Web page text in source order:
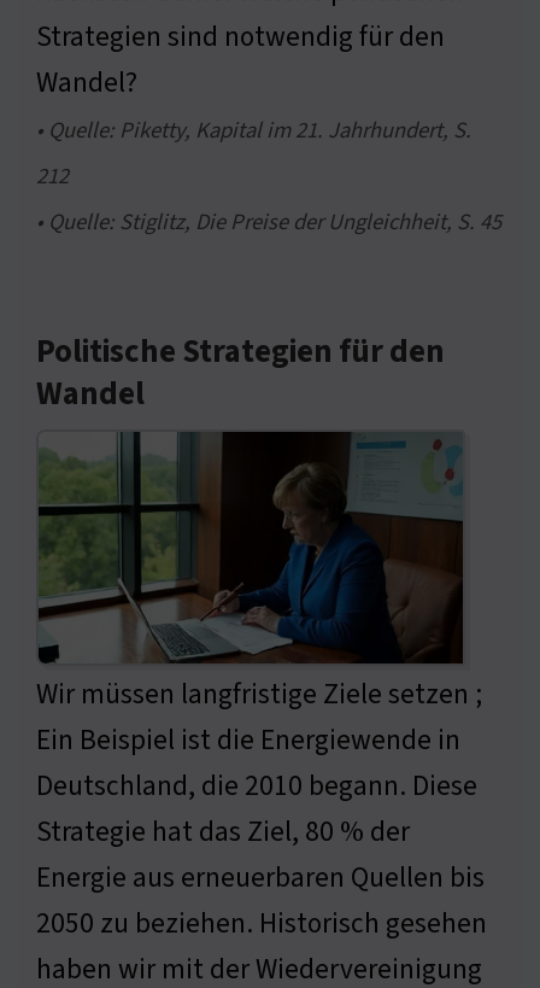
Strategien sind notwendig für den
Wandel?
• Quelle: Piketty, Kapital im 21. Jahrhundert, S.
212
• Quelle: Stiglitz, Die Preise der Ungleichheit, S. 45
Politische Strategien für den
Wandel
Wir müssen langfristige Ziele setzen ;
Ein Beispiel ist die Energiewende in
Deutschland, die 2010 begann. Diese
Strategie hat das Ziel, 80 % der
Energie aus erneuerbaren Quellen bis
2050 zu beziehen. Historisch gesehen
haben wir mit der Wiedervereinigung